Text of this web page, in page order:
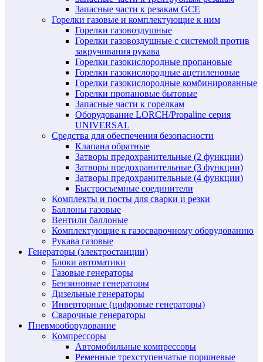
Запасные части к резакам GCE
Горелки газовые и комплектующие к ним
Горелки газовоздушные
Горелки газовоздушные с системой против
закручивания рукава
Горелки газокислородные пропановые
Горелки газокислородные ацетиленовые
Горелки газокислородные комбинированные
Горелки пропановые бытовые
Запасные части к горелкам
Оборудование LORCH/Propaline серия
UNIVERSAL
Средства для обеспечения безопасности
Клапана обратные
Затворы предохранительные (2 функции)
Затворы предохранительные (3 функции)
Затворы предохранительные (4 функции)
Быстросъемные соединители
Комплекты и посты для сварки и резки
Баллоны газовые
Вентили баллоные
Комплектующие к газосварочному оборудованию
Рукава газовые
Генераторы (электростанции)
Блоки автоматики
Газовые генераторы
Бензиновые генераторы
Дизельные генераторы
Инверторные (цифровые генераторы)
Сварочные генераторы
Пневмооборудование
Компрессоры
Автомобильные компрессоры
Ременные трехступенчатые поршневые